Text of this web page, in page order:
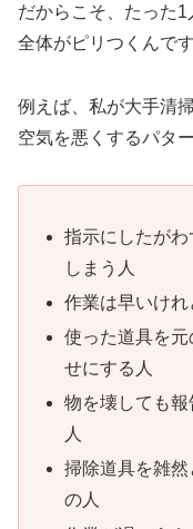
だからこそ、たった
全体がピリつくんです
例えば、私が大手清
空気を悪くするパタ
指示にしたが
しまう人
作業は早いけれ
使った道具を
せにする人
物を壊しても
人
掃除道具を雑
の人